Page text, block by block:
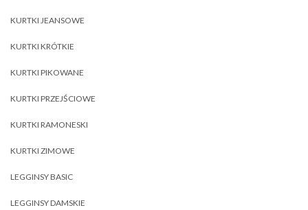
KURTKI JEANSOWE
KURTKI KRÓTKIE
KURTKI PIKOWANE
KURTKI PRZEJŚCIOWE
KURTKI RAMONESKI
KURTKI ZIMOWE
LEGGINSY BASIC
LEGGINSY DAMSKIE